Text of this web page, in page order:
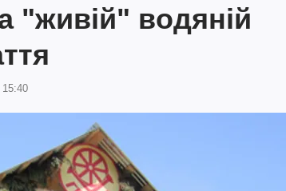
"живій" водяній
15:40